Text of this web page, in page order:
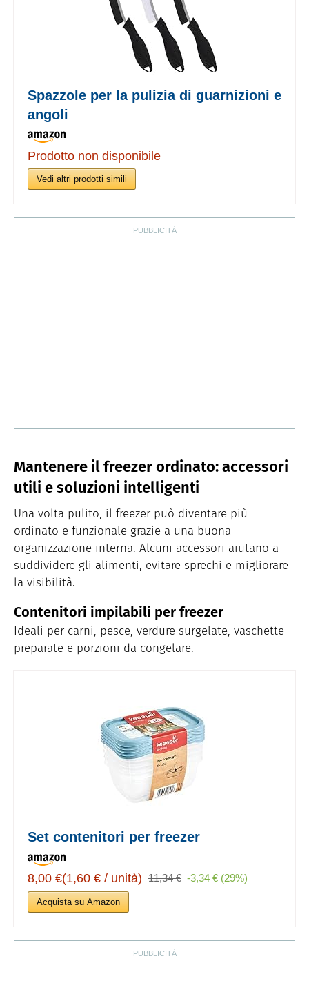
Spazzole per la pulizia di guarnizioni e
angoli
Prodotto non disponibile
Vedi altri prodotti simili
Mantenere il freezer ordinato: accessori
utili e soluzioni intelligenti
Una volta pulito, il freezer può diventare più
ordinato e funzionale grazie a una buona
organizzazione interna. Alcuni accessori aiutano a
suddividere gli alimenti, evitare sprechi e migliorare
la visibilità.
Contenitori impilabili per freezer
Ideali per carni, pesce, verdure surgelate, vaschette
preparate e porzioni da congelare.
Set contenitori per freezer
8,00 €(1,60 € / unità) 11,34 € -3,34 € (29%)
Acquista su Amazon